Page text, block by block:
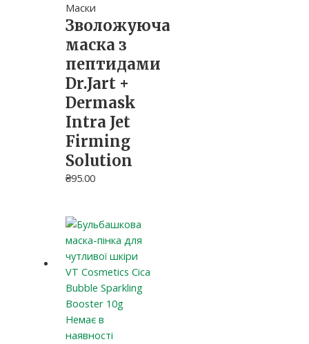
Маски
Зволожуюча
маска з
пептидами
Dr.Jart +
Dermask
Intra Jet
Firming
Solution
₴95.00
Немає в
наявності